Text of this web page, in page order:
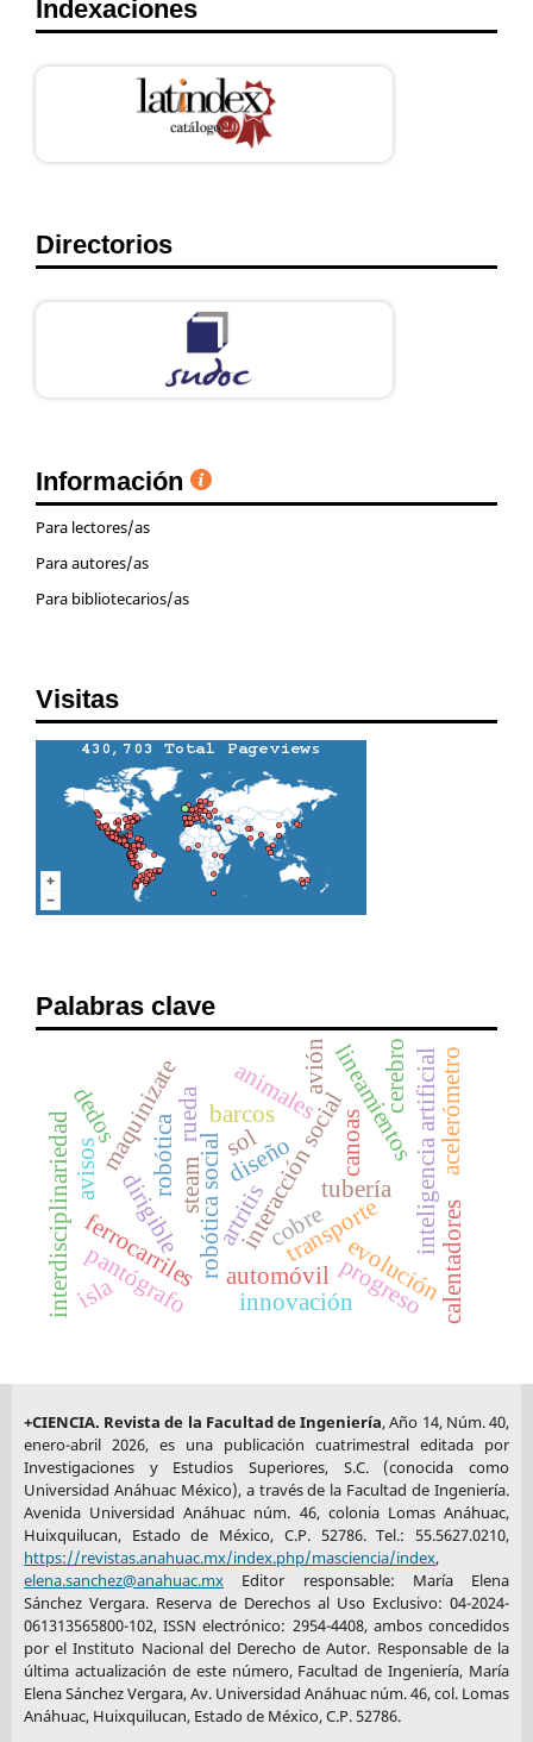
Indexaciones
Directorios
Información
Para lectores/as
Para autores/as
Para bibliotecarios/as
Visitas
Palabras clave
robótica robótica socialinteracción social
diseño lineamientosinteligencia artificial
transporte
evolución
animales
canoas
rueda barcos
ferrocarriles automóvil
dirigible
avión
maquinizate
pantógrafo
steam
progreso
innovación
interdisciplinariedad sol
calentadores
cobre
tubería
artritis
dedos
cerebro
isla
acelerómetro
avisos
+CIENCIA. Revista de la Facultad de Ingeniería, Año 14, Núm. 40,
enero-abril 2026, es una publicación cuatrimestral editada por
Investigaciones y Estudios Superiores, S.C. (conocida como
Universidad Anáhuac México), a través de la Facultad de Ingeniería.
Avenida Universidad Anáhuac núm. 46, colonia Lomas Anáhuac,
Huixquilucan, Estado de México, C.P. 52786. Tel.: 55.5627.0210,
https://revistas.anahuac.mx/index.php/masciencia/index,
elena.sanchez@anahuac.mxEditor responsable: María Elena
Sánchez Vergara. Reserva de Derechos al Uso Exclusivo: 04-2024-
061313565800-102, ISSN electrónico: 2954-4408, ambos concedidos
por el Instituto Nacional del Derecho de Autor. Responsable de la
última actualización de este número, Facultad de Ingeniería, María
Elena Sánchez Vergara, Av. Universidad Anáhuac núm. 46, col. Lomas
Anáhuac, Huixquilucan, Estado de México, C.P. 52786.